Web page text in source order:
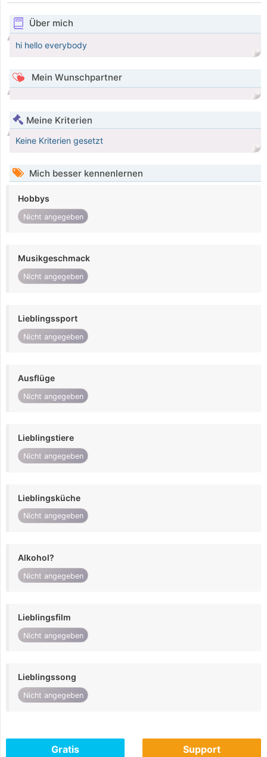
Über mich
hi hello everybody
Mein Wunschpartner
Meine Kriterien
Keine Kriterien gesetzt
Mich besser kennenlernen
Hobbys
Nicht angegeben
Musikgeschmack
Nicht angegeben
Lieblingssport
Nicht angegeben
Ausflüge
Nicht angegeben
Lieblingstiere
Nicht angegeben
Lieblingsküche
Nicht angegeben
Alkohol?
Nicht angegeben
Lieblingsfilm
Nicht angegeben
Lieblingssong
Nicht angegeben
Gratis Support